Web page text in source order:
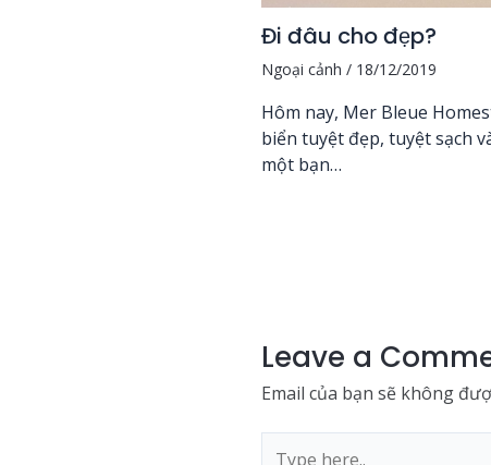
Đi đâu cho đẹp?
Ngoại cảnh / 18/12/2019
Hôm nay, Mer Bleue
biển tuyệt đẹp, tuyệt sạch
một bạn…
Leave a
Email của bạn sẽ không